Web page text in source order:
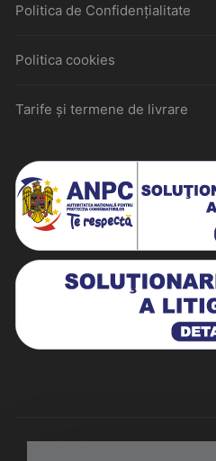
Politica de Confidențialitate
Politica cookies
Tarife și termene de livrare
Historiarum 2026 - Toate